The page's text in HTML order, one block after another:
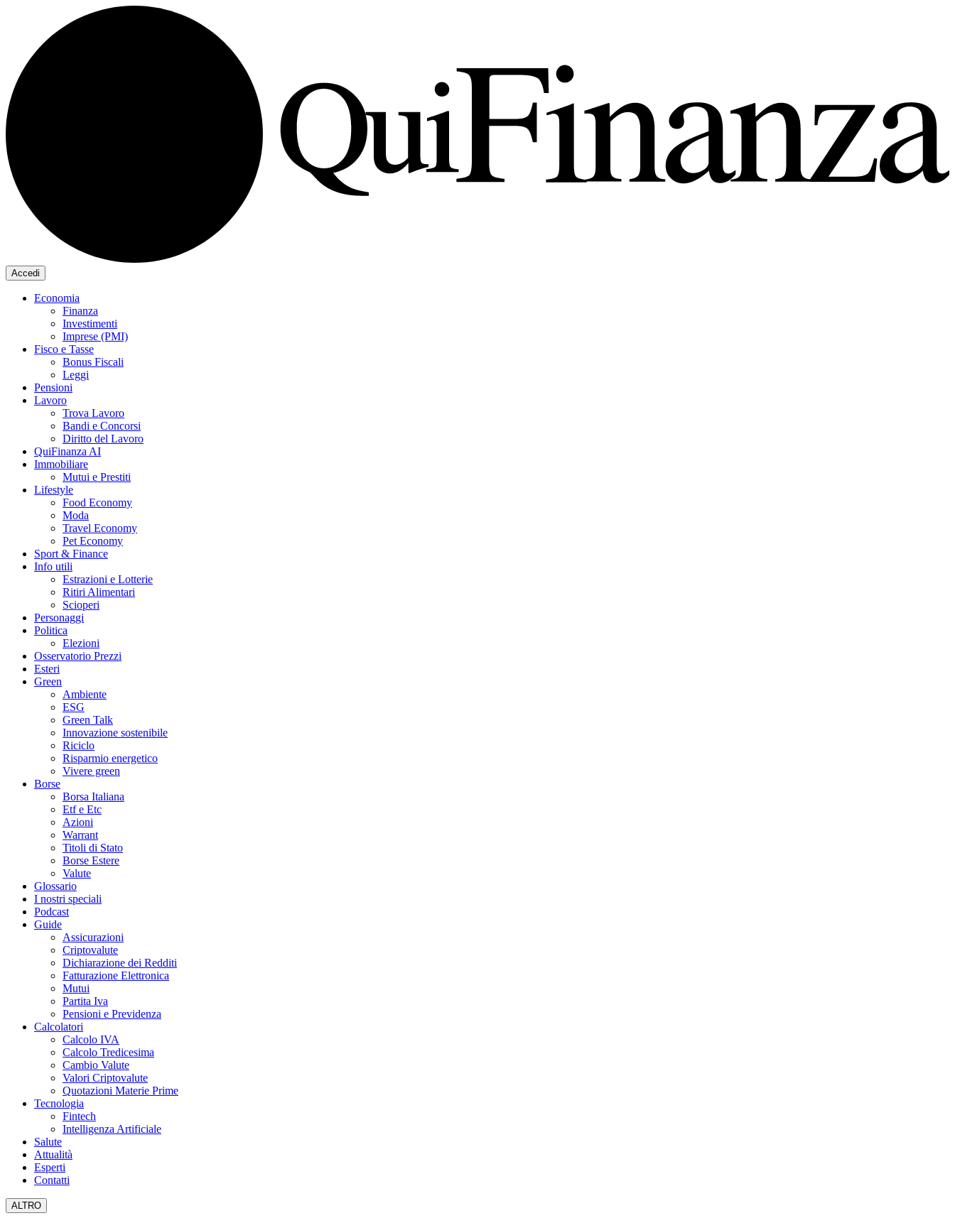
Accedi
Economia
Finanza
Investimenti
Imprese (PMI)
Fisco e Tasse
Bonus Fiscali
Leggi
Pensioni
Lavoro
Trova Lavoro
Bandi e Concorsi
Diritto del Lavoro
QuiFinanza AI
Immobiliare
Mutui e Prestiti
Lifestyle
Food Economy
Moda
Travel Economy
Pet Economy
Sport & Finance
Info utili
Estrazioni e Lotterie
Ritiri Alimentari
Scioperi
Personaggi
Politica
Elezioni
Osservatorio Prezzi
Esteri
Green
Ambiente
ESG
Green Talk
Innovazione sostenibile
Riciclo
Risparmio energetico
Vivere green
Borse
Borsa Italiana
Etf e Etc
Azioni
Warrant
Titoli di Stato
Borse Estere
Valute
Glossario
I nostri speciali
Podcast
Guide
Assicurazioni
Criptovalute
Dichiarazione dei Redditi
Fatturazione Elettronica
Mutui
Partita Iva
Pensioni e Previdenza
Calcolatori
Calcolo IVA
Calcolo Tredicesima
Cambio Valute
Valori Criptovalute
Quotazioni Materie Prime
Tecnologia
Fintech
Intelligenza Artificiale
Salute
Attualità
Esperti
Contatti
ALTRO